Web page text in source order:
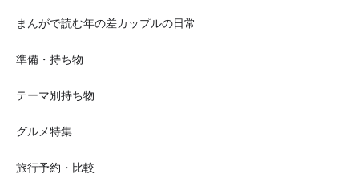
まんがで読む年の差カップルの日常
準備・持ち物
テーマ別持ち物
グルメ特集
旅行予約・比較